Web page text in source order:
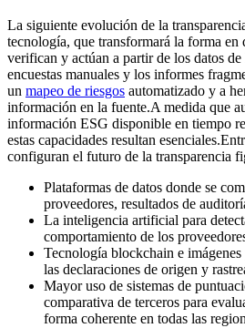
La siguiente evolución de la
tecnología, que transformará la forma en
verifican y actúan a partir de los datos
encuestas manuales y los informes
un mapeo de riesgos automatizado y a
información en la fuente.A medida que
información ESG disponible en tiempo
estas capacidades resultan
configuran el futuro de la transparencia
Plataformas de datos donde se
proveedores, resultados de
La inteligencia artificial para
comportamiento de los
Tecnología blockchain e
las declaraciones de origen y
Mayor uso de sistemas de
comparativa de terceros para
forma coherente en todas las